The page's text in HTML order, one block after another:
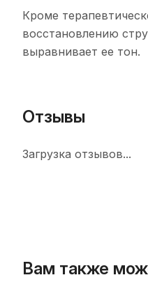
Кроме
восстановлению
выравнивает ее тон.
Отзывы
Загрузка отзывов...
Вам также